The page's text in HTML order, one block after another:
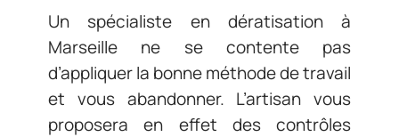
Un spécialiste en dératisation à
Marseille ne se contente pas
d’appliquer la bonne méthode de travail
et vous abandonner. L’artisan vous
proposera en effet des contrôles